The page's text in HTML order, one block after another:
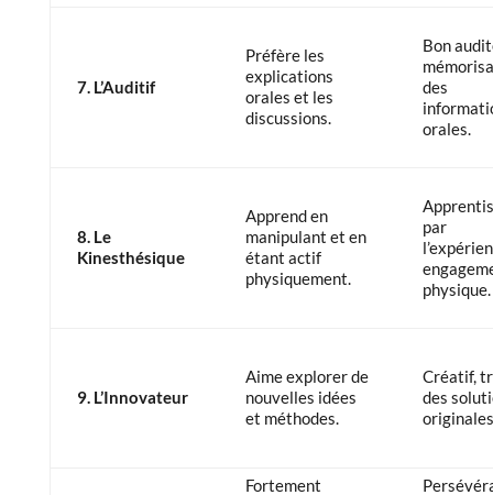
7. L’Auditif
Préfère les
explications
orales et les
discussions.
Bon
des
orales.
8. Le
Kinesthésique
Apprend en
manipulant et en
étant actif
physiquement.
par
physique.
9. L’Innovateur
Aime explorer de
nouvelles idées
et méthodes.
Créatif,
des
Fortement